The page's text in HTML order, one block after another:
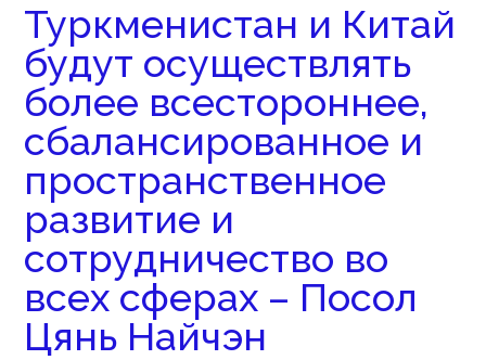
Туркменистан и Китай
будут осуществлять
более всестороннее,
сбалансированное и
пространственное
развитие и
сотрудничество во
всех сферах – Посол
Цянь Найчэн